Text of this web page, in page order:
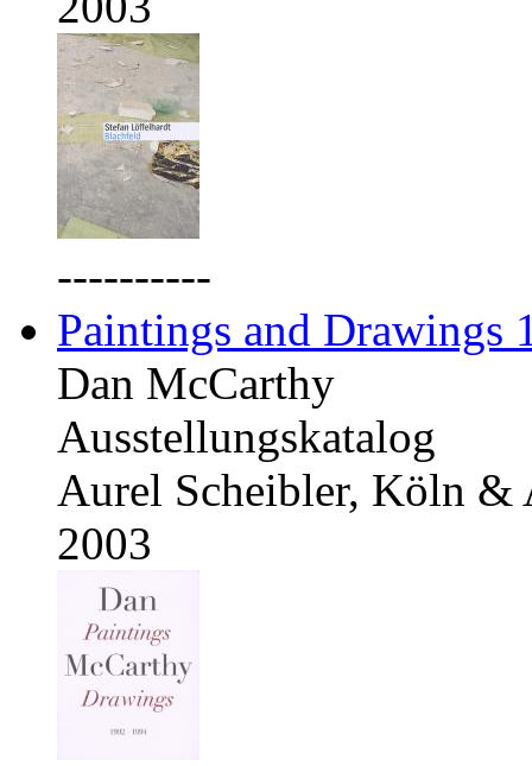
----------
Paintings and Drawings
Dan McCarthy
Ausstellungskatalog
Aurel Scheibler, Köln &
2003